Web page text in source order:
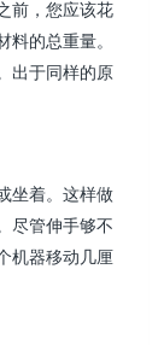
前，您应该花
料的总重量。
出于同样的原
坐着。这样做
尽管伸手够不
机器移动几厘